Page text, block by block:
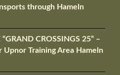
through Hameln
CROSSINGS 25” –
Upnor Training Area Hameln